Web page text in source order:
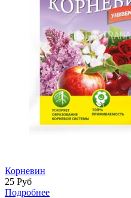
Корневин
25 Руб
Подробнее